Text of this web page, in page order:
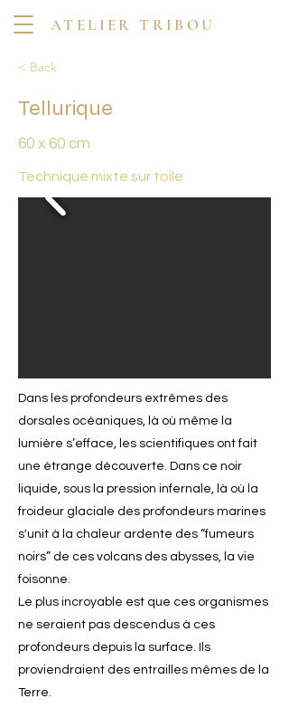
ATELIER TRIBOU
< Back
Tellurique
60 x 60 cm
Technique mixte sur toile
Dans les profondeurs extrêmes des
dorsales océaniques, là où même la
lumière s’efface, les scientifiques ont fait
une étrange découverte. Dans ce noir
liquide, sous la pression infernale, là où la
froideur glaciale des profondeurs marines
s'unit à la chaleur ardente des “fumeurs
noirs” de ces volcans des abysses, la vie
foisonne.
Le plus incroyable est que ces organismes
ne seraient pas descendus à ces
profondeurs depuis la surface. Ils
proviendraient des entrailles mêmes de la
Terre.